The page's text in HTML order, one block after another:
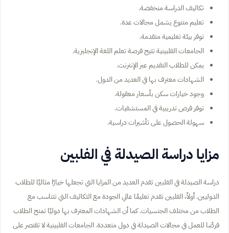
تكاليف الدراسة منخفضة.
تعليم متنوع يشمل مجالات عدة.
توفر بيئة تعليمية متقدمة.
الجامعات الفلبينية تتيح فرصة تعلم اللغة الإنجليزية.
يمكن للطلاب التقديم عبر الإنترنت.
الشهادات معترف بها في العديد من الدول.
وجود خيارات سكن بأسعار معقولة.
توفر فرص تدريبية في المستشفيات.
سهولة الحصول على تأشيرات دراسية.
مزايا دراسة الصيدلة في الفلبين
دراسة الصيدلة في الفلبين تقدم العديد من المزايا التي تجعلها خيارًا مثاليًا للطلاب
الدوليين. أولاً، الفلبين تقدم تعليمًا عالي الجودة مع التكاليف التي تتناسب مع
الطلاب من مختلف الجنسيات. كما أن الشهادات المعترف بها دوليًا تمنح الطلاب
فرصًا للعمل في مجالات الصيدلة في دول متعددة. الجامعات الفلبينية لا تقتصر على